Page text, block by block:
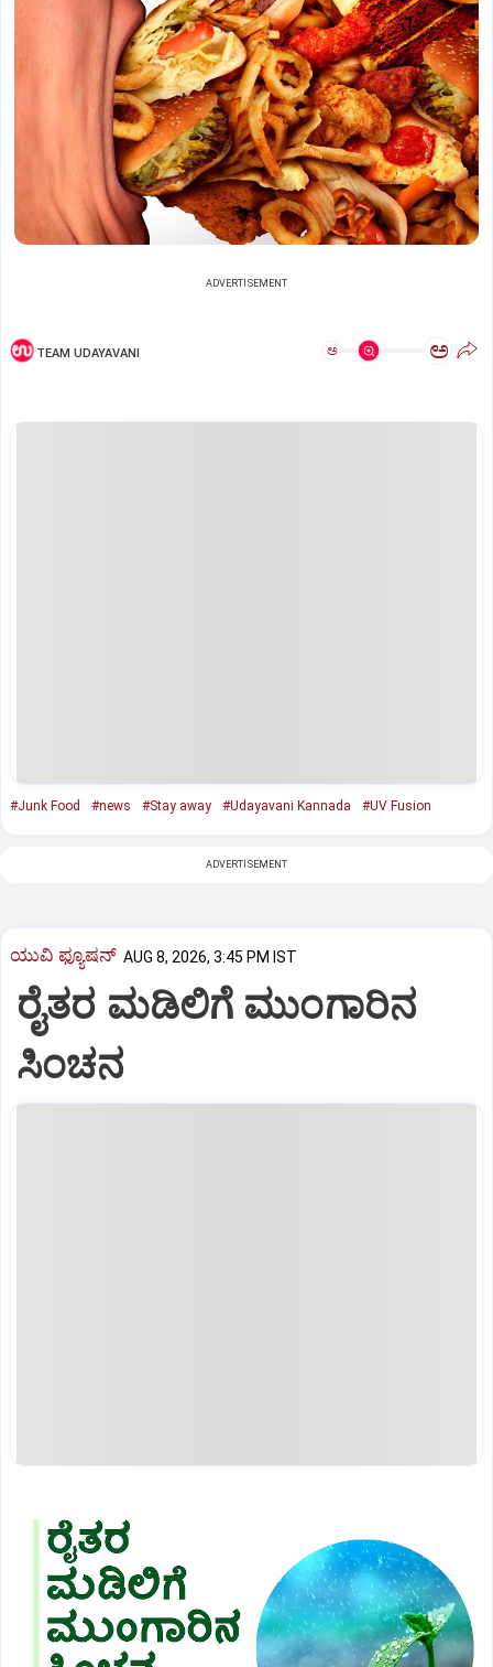
ADVERTISEMENT
TEAM UDAYAVANI ಅ ಅ
#Junk Food #news #Stay away #Udayavani Kannada #UV Fusion
ADVERTISEMENT
ಯುವಿ ಫ್ಯೂಷನ್ AUG 8, 2026, 3:45 PM IST
ರೈತರ ಮಡಿಲಿಗೆ ಮುಂಗಾರಿನ
ಸಿಂಚನ